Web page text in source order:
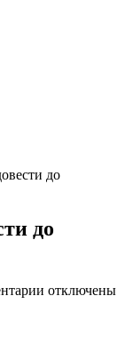
до
до
котключены